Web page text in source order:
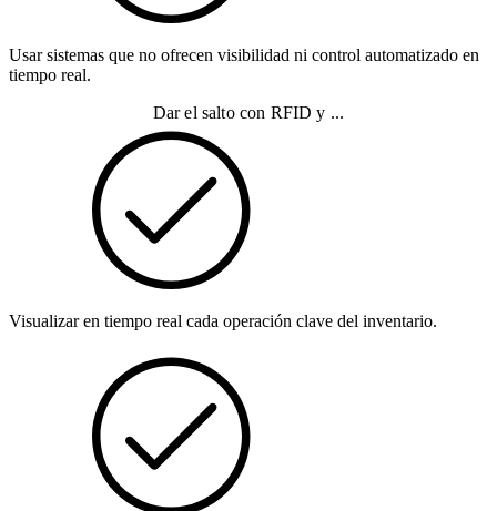
Usar sistemas que no ofrecen visibilidad ni control automatizado en
tiempo real.
Dar el salto con RFID y ...
Visualizar en tiempo real cada operación clave del inventario.